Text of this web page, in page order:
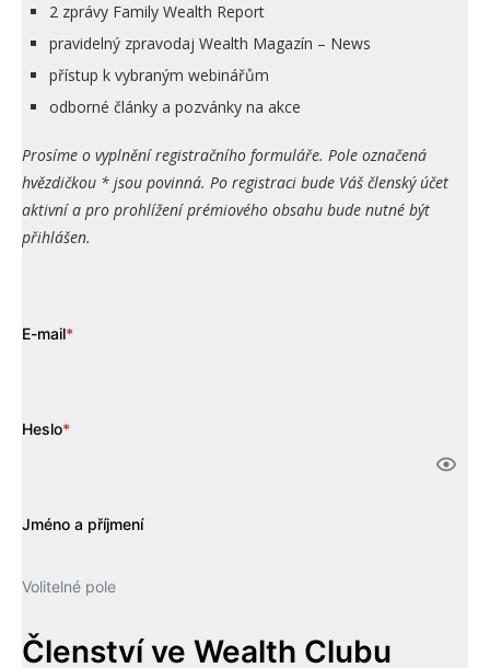
2 zprávy Family Wealth Report
pravidelný zpravodaj Wealth Magazín – News
přístup k vybraným webinářům
odborné články a pozvánky na akce
Prosíme o vyplnění registračního formuláře. Pole označená
hvězdičkou * jsou povinná. Po registraci bude Váš členský účet
aktivní a pro prohlížení prémiového obsahu bude nutné být
přihlášen.
E-mail*
Heslo*
Jméno a příjmení
Volitelné pole
Členství ve Wealth Clubu